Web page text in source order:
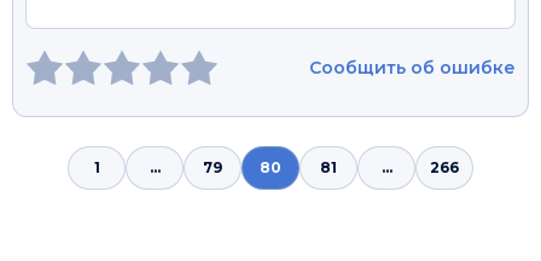
Сообщить об ошибке
1 ... 79 80 81 ... 266